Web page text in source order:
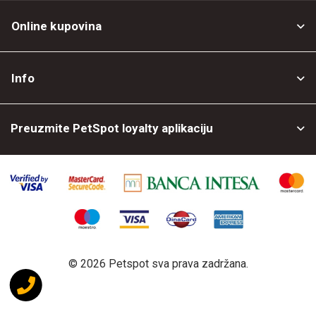
Online kupovina
Info
Preuzmite PetSpot loyalty aplikaciju
© 2026 Petspot sva prava zadržana.